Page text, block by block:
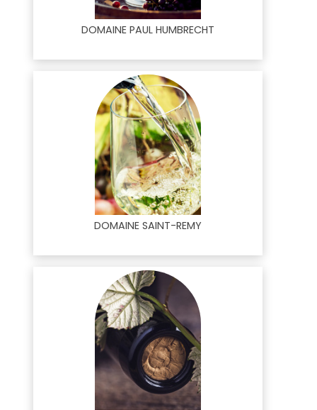
DOMAINE PAUL HUMBRECHT
DOMAINE SAINT-REMY